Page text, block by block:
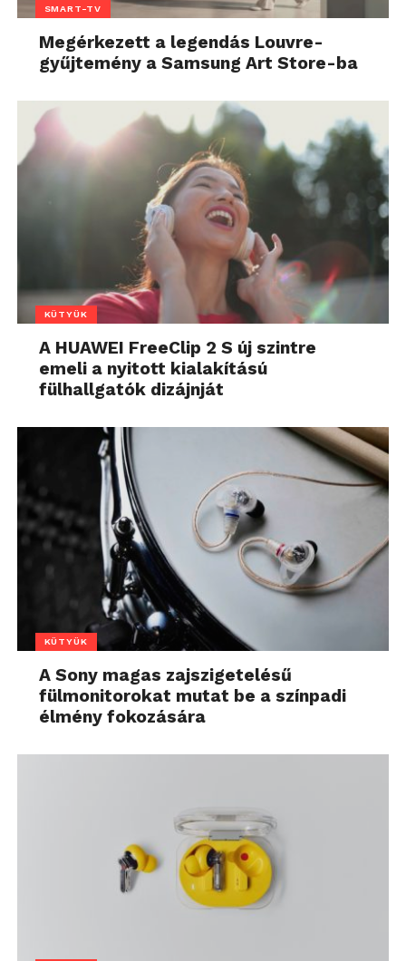
SMART-TV
Megérkezett a legendás Louvre-
gyűjtemény a Samsung Art Store-ba
KÜTYÜK
A HUAWEI FreeClip 2 S új szintre
emeli a nyitott kialakítású
fülhallgatók dizájnját
KÜTYÜK
A Sony magas zajszigetelésű
fülmonitorokat mutat be a színpadi
élmény fokozására